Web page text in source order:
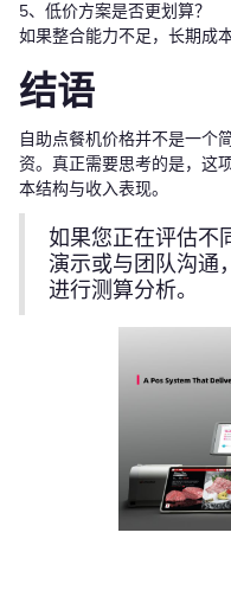
5、低价方案是否更划算？
如果整合能力不足，长期成
结语
自助点餐机价格并不是一个
资。真正需要思考的是，这
本结构与收入表现。
如果您正在评估不
演示或与团队沟通
进行测算分析。